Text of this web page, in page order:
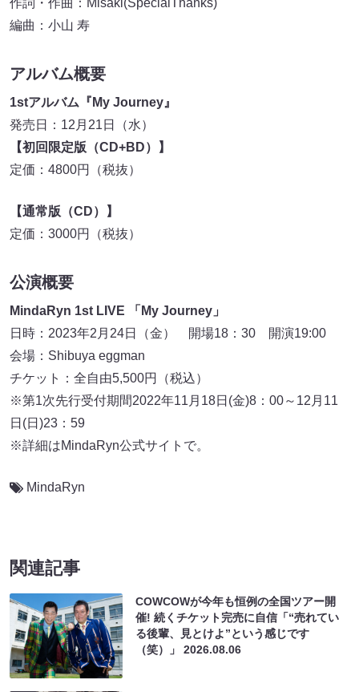
作詞・作曲：Misaki(SpecialThanks)
編曲：小山 寿
アルバム概要
1stアルバム『My Journey』
発売日：12月21日（水）
【初回限定版（CD+BD）】
定価：4800円（税抜）
【通常版（CD）】
定価：3000円（税抜）
公演概要
MindaRyn 1st LIVE 「My Journey」
日時：2023年2月24日（金） 開場18：30 開演19:00
会場：Shibuya eggman
チケット：全自由5,500円（税込）
※第1次先行受付期間2022年11月18日(金)8：00～12月11
日(日)23：59
※詳細はMindaRyn公式サイトで。
MindaRyn
関連記事
COWCOWが今年も恒例の全国ツアー開
催! 続くチケット完売に自信「“売れてい
る後輩、見とけよ”という感じです
（笑）」2026.08.06